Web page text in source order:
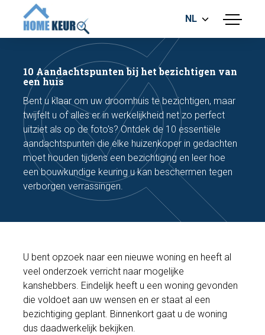
menu
BOUWKUNDIGE KEURING
ENERGIELABEL
MEETRAPPORT
FUNDERINGSRISICO ONDERZOEK
NL
Maak een afspraak
10 Aandachtspunten bij het bezichtigen van
een huis
Bent u klaar om uw droomhuis te bezichtigen, maar
twijfelt u of alles er in werkelijkheid net zo perfect
uitziet als op de foto's? Ontdek de 10 essentiële
aandachtspunten die elke huizenkoper in gedachten
moet houden tijdens een bezichtiging en leer hoe
een bouwkundige keuring u kan beschermen tegen
verborgen verrassingen.
U bent opzoek naar een nieuwe woning en heeft al
veel onderzoek verricht naar mogelijke
kanshebbers. Eindelijk heeft u een woning gevonden
die voldoet aan uw wensen en er staat al een
bezichtiging geplant. Binnenkort gaat u de woning
dus daadwerkelijk bekijken.